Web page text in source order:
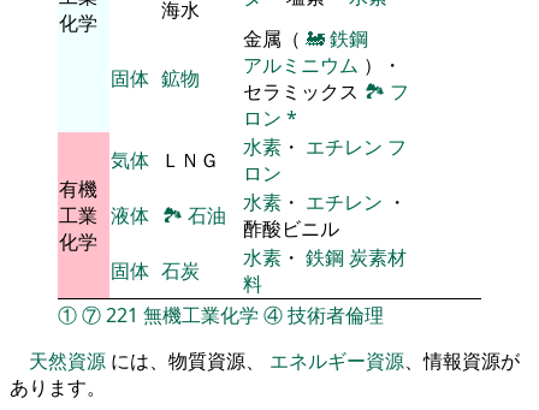
化学
海水
固体 鉱物
金属（ 🚂鉄鋼
アルミニウム ）・
セラミックス 🏞 フ
ロン *
有機
工業
化学
気体 ＬＮＧ 水素 ・ エチレン フ
ロン
液体 🏞 石油 水素 ・ エチレン ・
酢酸ビニル
固体 石炭 水素 ・ 鉄鋼炭素材
料
①⑦221 無機工業化学 ④技術者倫理
天然資源 には、物質資源、 エネルギー資源、情報資源が
あります。